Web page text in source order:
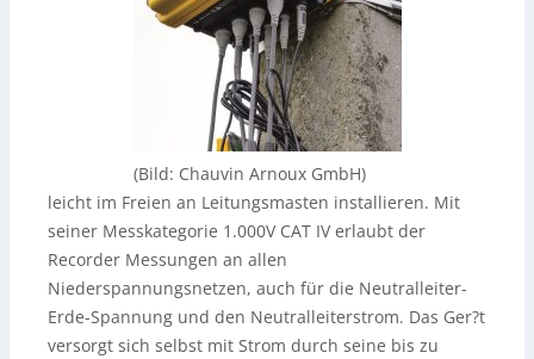
(Bild: Chauvin Arnoux GmbH)
leicht im Freien an Leitungsmasten installieren. Mit
seiner Messkategorie 1.000V CAT IV erlaubt der
Recorder Messungen an allen
Niederspannungsnetzen, auch für die Neutralleiter-
Erde-Spannung und den Neutralleiterstrom. Das Ger?t
versorgt sich selbst mit Strom durch seine bis zu